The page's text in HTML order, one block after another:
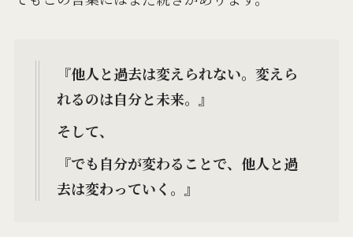
『他人と過去は変えられない。変えら
れるのは自分と未来。』
そして、
『でも自分が変わることで、他人と過
去は変わっていく。』